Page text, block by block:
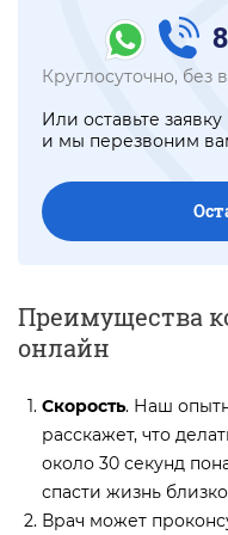
Круглосуточно, без
Или оставьте заявку
и мы перезвоним
Преимущества
онлайн
Скорость. Наш
расскажет, что
около 30 секунд
спасти жизнь
Врач может